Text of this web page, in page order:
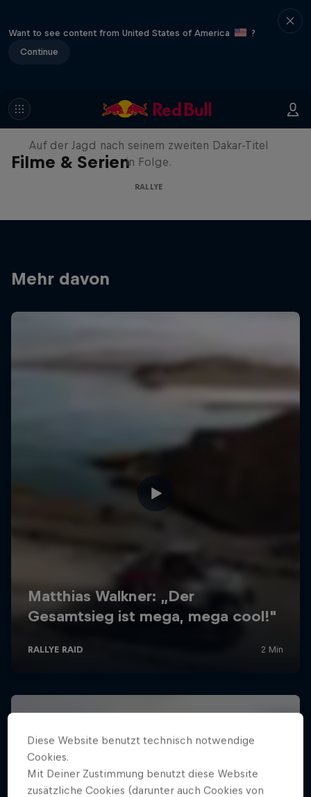
Want to see content from United States of America
?
Continue
Filme & Serien
Daniel 'Chucky' Sanders:
Seeing Double
Auf der Jagd nach seinem zweiten Dakar-Titel
in Folge.
RALLYE
Mehr davon
Diese Website benutzt technisch notwendige
Cookies.
Mit Deiner Zustimmung benutzt diese Website
zusätzliche Cookies (darunter auch Cookies von